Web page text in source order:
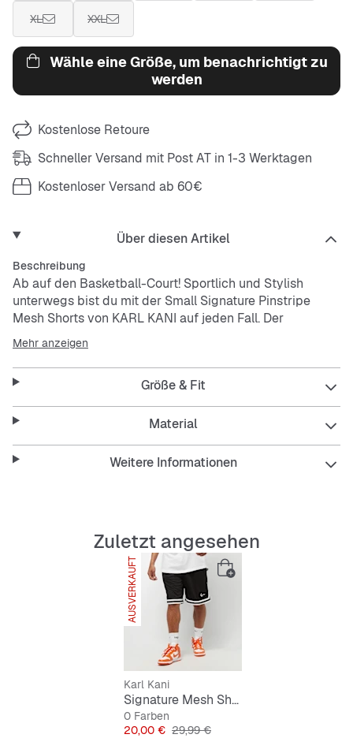
XL XXL
Wähle eine Größe, um benachrichtigt zu
werden
Kostenlose Retoure
Schneller Versand mit Post AT in 1-3 Werktagen
Kostenloser Versand ab 60€
Über diesen Artikel
Beschreibung
Ab auf den Basketball-Court! Sportlich und Stylish
unterwegs bist du mit der Small Signature Pinstripe
Mesh Shorts von KARL KANI auf jeden Fall. Der
bequeme Fit sorgt für Luft an heißen Tagen, oder beim
Körbe werfen auf dem Court. In Kombination mit dem
Small Signature Stripe Tee wird dein Outfit zum echten
Eyecatcher.
Features
Mesh-Oberfläche
Material: 1% Polyester
Kevin ist 1,82 m groß, sportlich gebaut
und trägt die Größe Large.
Passformhinweis:
Mehr anzeigen
Größe & Fit
Material
Weitere Informationen
Zuletzt angesehen
AUSVERKAUFT NUR ONLINE
Karl Kani
Signature Mesh Shorts
0 Farben
Preis
20,00 € Originalpreis
29,99 €